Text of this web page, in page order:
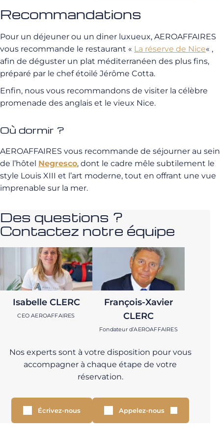
Recommandations
Pour un déjeuner ou un diner luxueux, AEROAFFAIRES
vous recommande le restaurant « La réserve de Nice« ,
afin de déguster un plat méditerranéen des plus fins,
préparé par le chef étoilé Jérôme Cotta.
Enfin, nous vous recommandons de visiter la célèbre
promenade des anglais et le vieux Nice.
Où dormir ?
AEROAFFAIRES vous recommande de séjourner au sein
de l’hôtel Negresco, dont le cadre mêle subtilement le
style Louis XIII et l’art moderne, tout en offrant une vue
imprenable sur la mer.
Des questions ?
Contactez notre équipe
Isabelle CLERC
CEO AEROAFFAIRES
François-Xavier
CLERC
Fondateur d’AEROAFFAIRES
Nos experts sont à votre disposition pour vous
accompagner à chaque étape de votre
réservation.
Écrivez-nous Appelez-nous